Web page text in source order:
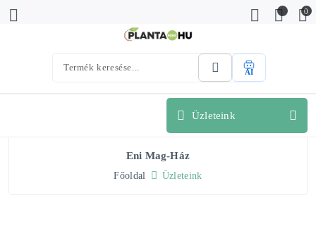
0
AI
Üzleteink
Eni Mag-Ház
Főoldal Üzleteink